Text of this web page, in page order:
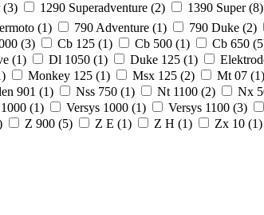
(3) 1290 Superadventure (2) 1390 Super (8)
(1) 790 Adventure (1) 790 Duke (2)
(3) Cb 125 (1) Cb 500 (1) Cb 650
(1) Dl 1050 (1) Duke 125 (1)
Monkey 125 (1) Msx 125 (2) Mt 07 (1)
901 (1) Nss 750 (1) Nt 1100 (2) Nx
(1) Versys 1000 (1) Versys 1100 (3)
Z 900 (5) Z E (1) Z H (1)
Zx 10 (1)